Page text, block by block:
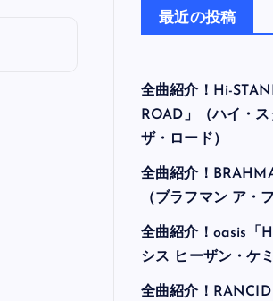
最近の投稿
全曲紹介！Hi-
ROAD」（ハイ・ス
ザ・ロード）
全曲紹介！
（ブラフマン ア・
全曲紹介！oasis「
シス ヒーザン・ケ
全曲紹介！